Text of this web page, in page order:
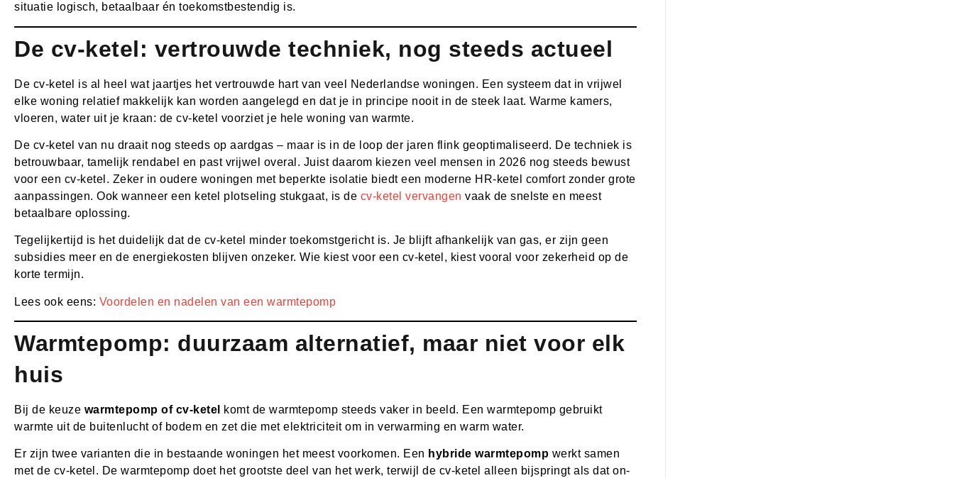
situatie logisch, betaalbaar én toekomstbestendig is.
De cv-ketel: vertrouwde techniek, nog steeds actueel
De cv-ketel is al heel wat jaartjes het vertrouwde hart van veel Nederlandse woningen. Een systeem dat in vrijwel
elke woning relatief makkelijk kan worden aangelegd en dat je in principe nooit in de steek laat. Warme kamers,
vloeren, water uit je kraan: de cv-ketel voorziet je hele woning van warmte.
De cv-ketel van nu draait nog steeds op aardgas – maar is in de loop der jaren flink geoptimaliseerd. De techniek is
betrouwbaar, tamelijk rendabel en past vrijwel overal. Juist daarom kiezen veel mensen in 2026 nog steeds bewust
voor een cv-ketel. Zeker in oudere woningen met beperkte isolatie biedt een moderne HR-ketel comfort zonder grote
aanpassingen. Ook wanneer een ketel plotseling stukgaat, is de cv-ketel vervangen vaak de snelste en meest
betaalbare oplossing.
Tegelijkertijd is het duidelijk dat de cv-ketel minder toekomstgericht is. Je blijft afhankelijk van gas, er zijn geen
subsidies meer en de energiekosten blijven onzeker. Wie kiest voor een cv-ketel, kiest vooral voor zekerheid op de
korte termijn.
Lees ook eens: Voordelen en nadelen van een warmtepomp
Warmtepomp: duurzaam alternatief, maar niet voor elk
huis
Bij de keuze warmtepomp of cv-ketel
komt de warmtepomp steeds vaker in beeld. Een warmtepomp gebruikt
warmte uit de buitenlucht of bodem en zet die met elektriciteit om in verwarming en warm water.
Er zijn twee varianten die in bestaande woningen het meest voorkomen. Een hybride warmtepomp werkt samen
met de cv-ketel. De warmtepomp doet het grootste deel van het werk, terwijl de cv-ketel alleen bijspringt als dat on-